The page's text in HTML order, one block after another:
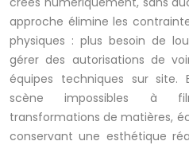
approche élimine les
physiques : plus besoin de
gérer des autorisations de
équipes techniques sur site.
scène impossibles à
transformations de matières,
conservant une esthétique